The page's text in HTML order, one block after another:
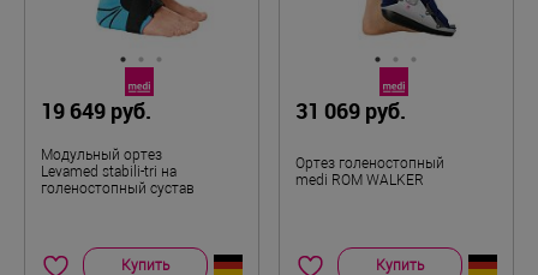
19 649 руб.
Модульный ортез
Levamed stabili-tri на
голеностопный сустав
Купить
31 069 руб.
Ортез голеностопный
medi ROM WALKER
Купить